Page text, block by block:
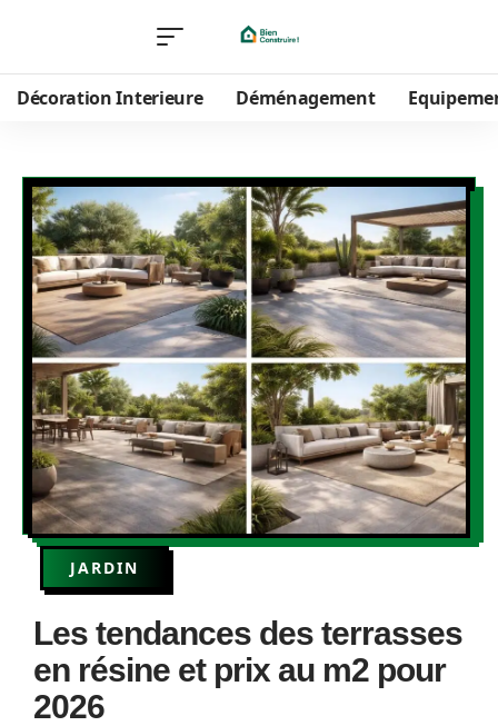
Décoration Interieure Déménagement
JARDIN
Les tendances des terrasses
en résine et prix au m2 pour
2026